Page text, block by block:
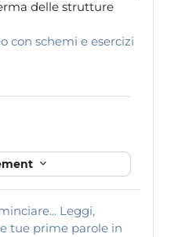
delle strutture
con schemi e esercizi
Leggi,
tue prime parole in